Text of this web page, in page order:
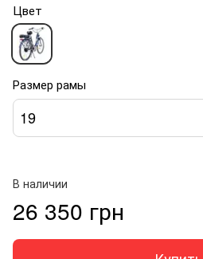
Цвет
Размер рамы
19
В наличии
26 350 грн